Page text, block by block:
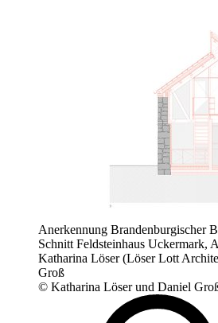
Anerkennung Brandenburgischer
Schnitt Feldsteinhaus Uckermark,
Katharina Löser (Löser Lott
Groß
© Katharina Löser und Daniel